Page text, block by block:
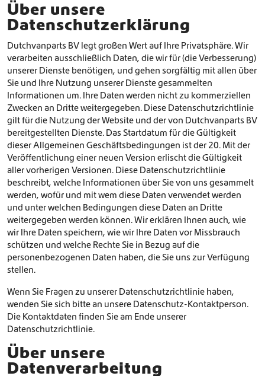
Über unsere
Datenschutzerklärung
Dutchvanparts BV legt großen Wert auf Ihre Privatsphäre. Wir
verarbeiten ausschließlich Daten, die wir für (die Verbesserung)
unserer Dienste benötigen, und gehen sorgfältig mit allen über
Sie und Ihre Nutzung unserer Dienste gesammelten
Informationen um. Ihre Daten werden nicht zu kommerziellen
Zwecken an Dritte weitergegeben. Diese Datenschutzrichtlinie
gilt für die Nutzung der Website und der von Dutchvanparts BV
bereitgestellten Dienste. Das Startdatum für die Gültigkeit
dieser Allgemeinen Geschäftsbedingungen ist der 20. Mit der
Veröffentlichung einer neuen Version erlischt die Gültigkeit
aller vorherigen Versionen. Diese Datenschutzrichtlinie
beschreibt, welche Informationen über Sie von uns gesammelt
werden, wofür und mit wem diese Daten verwendet werden
und unter welchen Bedingungen diese Daten an Dritte
weitergegeben werden können. Wir erklären Ihnen auch, wie
wir Ihre Daten speichern, wie wir Ihre Daten vor Missbrauch
schützen und welche Rechte Sie in Bezug auf die
personenbezogenen Daten haben, die Sie uns zur Verfügung
stellen.
Wenn Sie Fragen zu unserer Datenschutzrichtlinie haben,
wenden Sie sich bitte an unsere Datenschutz-Kontaktperson.
Die Kontaktdaten finden Sie am Ende unserer
Datenschutzrichtlinie.
Über unsere
Datenverarbeitung